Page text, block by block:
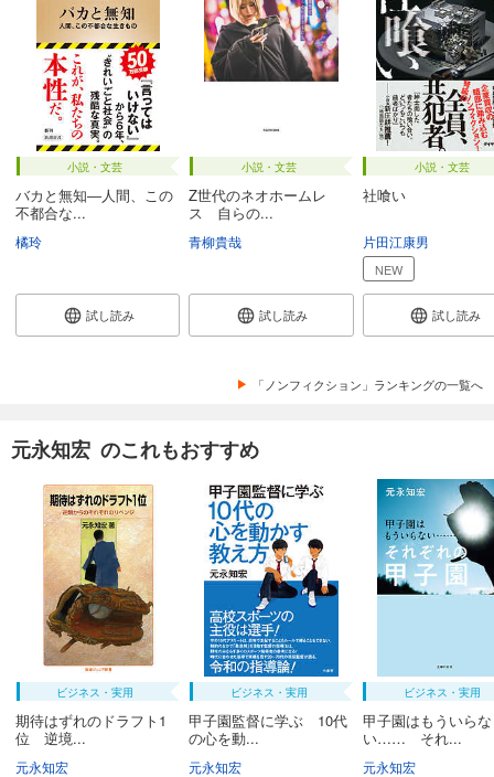
小説・文芸
バカと無知―人間、この
不都合な...
橘玲
試し読み
小説・文芸
Z世代のネオホームレ
ス 自らの...
青柳貴哉
試し読み
小説・文芸
社喰い
片田江康男
NEW
試し読み
「ノンフィクション」ランキングの一覧へ
元永知宏 のこれもおすすめ
ビジネス・実用
期待はずれのドラフト1
位 逆境...
元永知宏
ビジネス・実用
甲子園監督に学ぶ 10代
の心を動...
元永知宏
ビジネス・実用
甲子園はもういらな
い…… それ...
元永知宏